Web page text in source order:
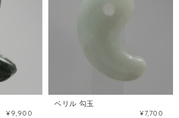
¥9,900
ベリル 勾玉
¥7,700